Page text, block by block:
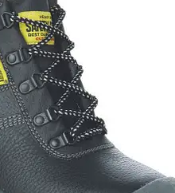
optie
kan
gekozen
worden
op
de
productpagina